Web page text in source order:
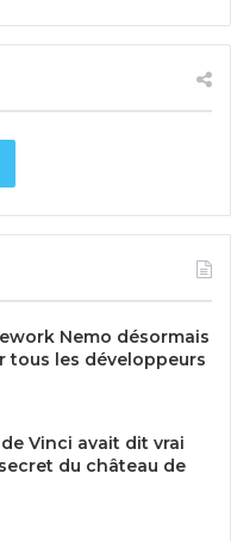
Nemo désormais
tous les développeurs
Vinci avait dit vrai
du château de